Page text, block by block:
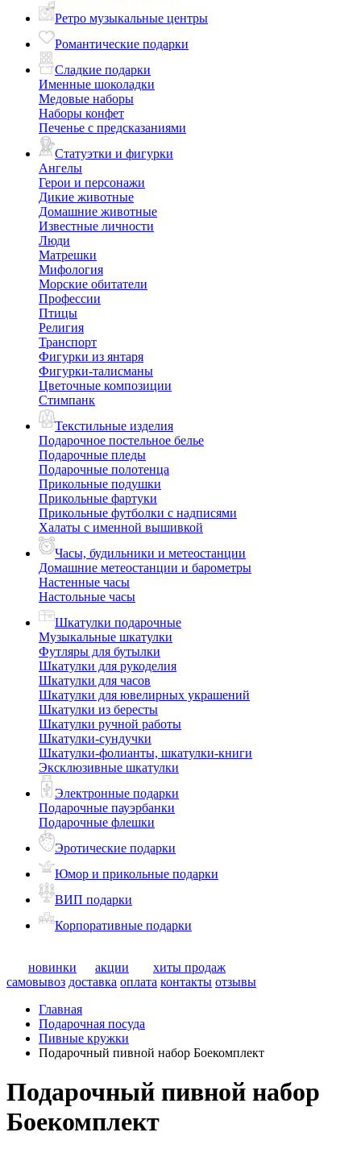
Ретро музыкальные центры
Романтические подарки
Сладкие подарки
Именные шоколадки
Медовые наборы
Наборы конфет
Печенье с предсказаниями
Статуэтки и фигурки
Ангелы
Герои и персонажи
Дикие животные
Домашние животные
Известные личности
Люди
Матрешки
Мифология
Морские обитатели
Профессии
Птицы
Религия
Транспорт
Фигурки из янтаря
Фигурки-талисманы
Цветочные композиции
Стимпанк
Текстильные изделия
Подарочное постельное белье
Подарочные пледы
Подарочные полотенца
Прикольные подушки
Прикольные фартуки
Прикольные футболки с надписями
Халаты с именной вышивкой
Часы, будильники и метеостанции
Домашние метеостанции и барометры
Настенные часы
Настольные часы
Шкатулки подарочные
Музыкальные шкатулки
Футляры для бутылки
Шкатулки для рукоделия
Шкатулки для часов
Шкатулки для ювелирных украшений
Шкатулки из бересты
Шкатулки ручной работы
Шкатулки-сундучки
Шкатулки-фолианты, шкатулки-книги
Эксклюзивные шкатулки
Электронные подарки
Подарочные пауэрбанки
Подарочные флешки
Эротические подарки
Юмор и прикольные подарки
ВИП подарки
Корпоративные подарки
новинки акции
хиты продаж
самовывоз доставка оплата контакты отзывы
Главная
Подарочная посуда
Пивные кружки
Подарочный пивной набор Боекомплект
Подарочный пивной набор
Боекомплект